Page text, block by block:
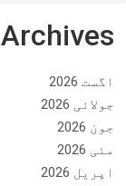
Archives
اگست 2026
جولائی 2026
جون 2026
مئی 2026
اپریل 2026